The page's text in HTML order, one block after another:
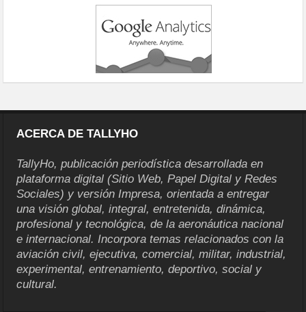
ACERCA DE TALLYHO
TallyHo, publicación periodística desarrollada en
plataforma digital (Sitio Web, Papel Digital y Redes
Sociales) y versión Impresa, orientada a entregar
una visión global, integral, entretenida, dinámica,
profesional y tecnológica, de la aeronáutica nacional
e internacional. Incorpora temas relacionados con la
aviación civil, ejecutiva, comercial, militar, industrial,
experimental, entrenamiento, deportivo, social y
cultural.